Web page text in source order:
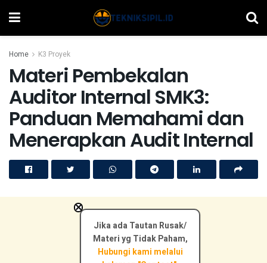
Home K3 Proyek
Materi Pembekalan
Auditor Internal SMK3:
Panduan Memahami dan
Menerapkan Audit Internal
Jika ada Tautan Rusak/
Materi yg Tidak Paham,
Hubungi kami melalui
×